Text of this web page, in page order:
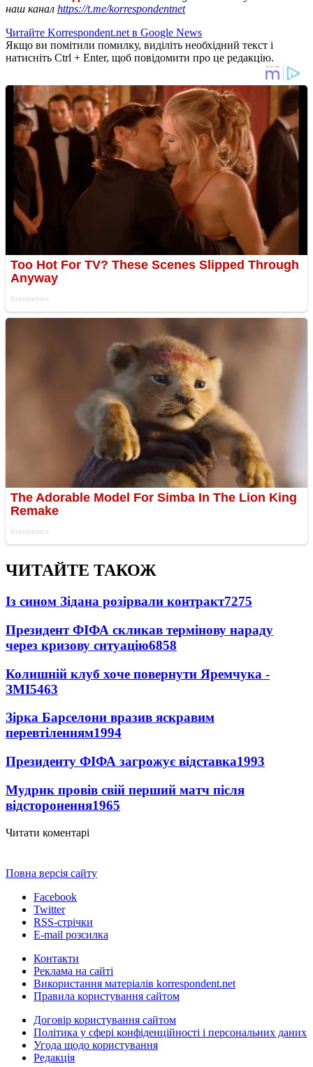
наш канал https://t.me/korrespondentnet
Читайте Korrespondent.net в Google News
Якщо ви помітили помилку, виділіть необхідний текст і
натисніть Ctrl + Enter, щоб повідомити про це редакцію.
ЧИТАЙТЕ ТАКОЖ
Із сином Зідана розірвали контракт7275
Президент ФІФА скликав термінову нараду
через кризову ситуацію6858
Колишній клуб хоче повернути Яремчука -
ЗМІ5463
Зірка Барселони вразив яскравим
перевтіленням1994
Президенту ФІФА загрожує відставка1993
Мудрик провів свій перший матч після
відсторонення1965
Читати коментарі
Повна версія сайту
Facebook
Twitter
RSS-стрічки
E-mail розсилка
Контакти
Реклама на сайті
Використання матеріалів korrespondent.net
Правила користування сайтом
Договір користування сайтом
Політика у сфері конфіденційності і персональних даних
Угода щодо користування
Редакція